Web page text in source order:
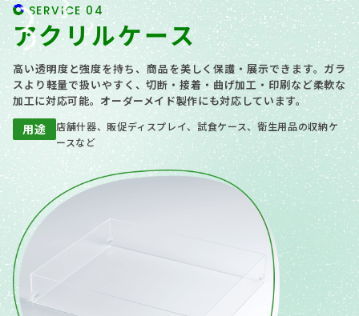
SERVICE 04
アクリルケース
高い透明度と強度を持ち、商品を美しく保護・展示できます。ガラ
スより軽量で扱いやすく、切断・接着・曲げ加工・印刷など柔軟な
加工に対応可能。オーダーメイド製作にも対応しています。
用途
店舗什器、販促ディスプレイ、試食ケース、衛生用品の収納ケ
ースなど